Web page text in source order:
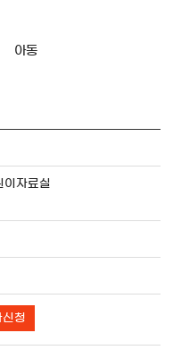
아동
이자료실
신청